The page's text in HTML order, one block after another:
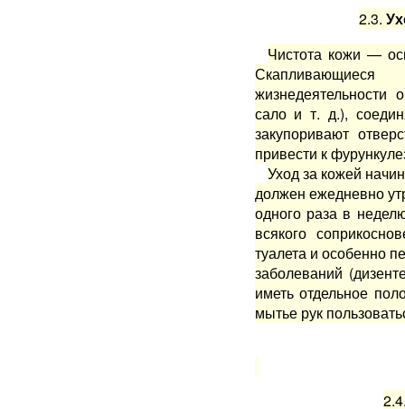
2.3.
Чистота кожи —
жизнедеятельности
сало и т. д.),
закупоривают
привести к
Уход за кожей
должен ежедневно
од­ного раза в
всякого
туалета и осо­бенно
заболеваний
иметь отдель­ное
мытье рук